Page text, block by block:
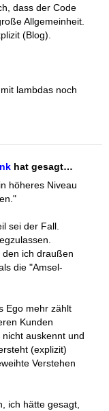
dass der Code
Allgemeinheit.
(Blog).
lambdas noch
hat gesagt…
höheres Niveau
sei der Fall.
den ich draußen
die "Amsel-
Ego mehr zählt
Kunden
auskennt und
(explizit)
Verstehen
ich hätte gesagt,